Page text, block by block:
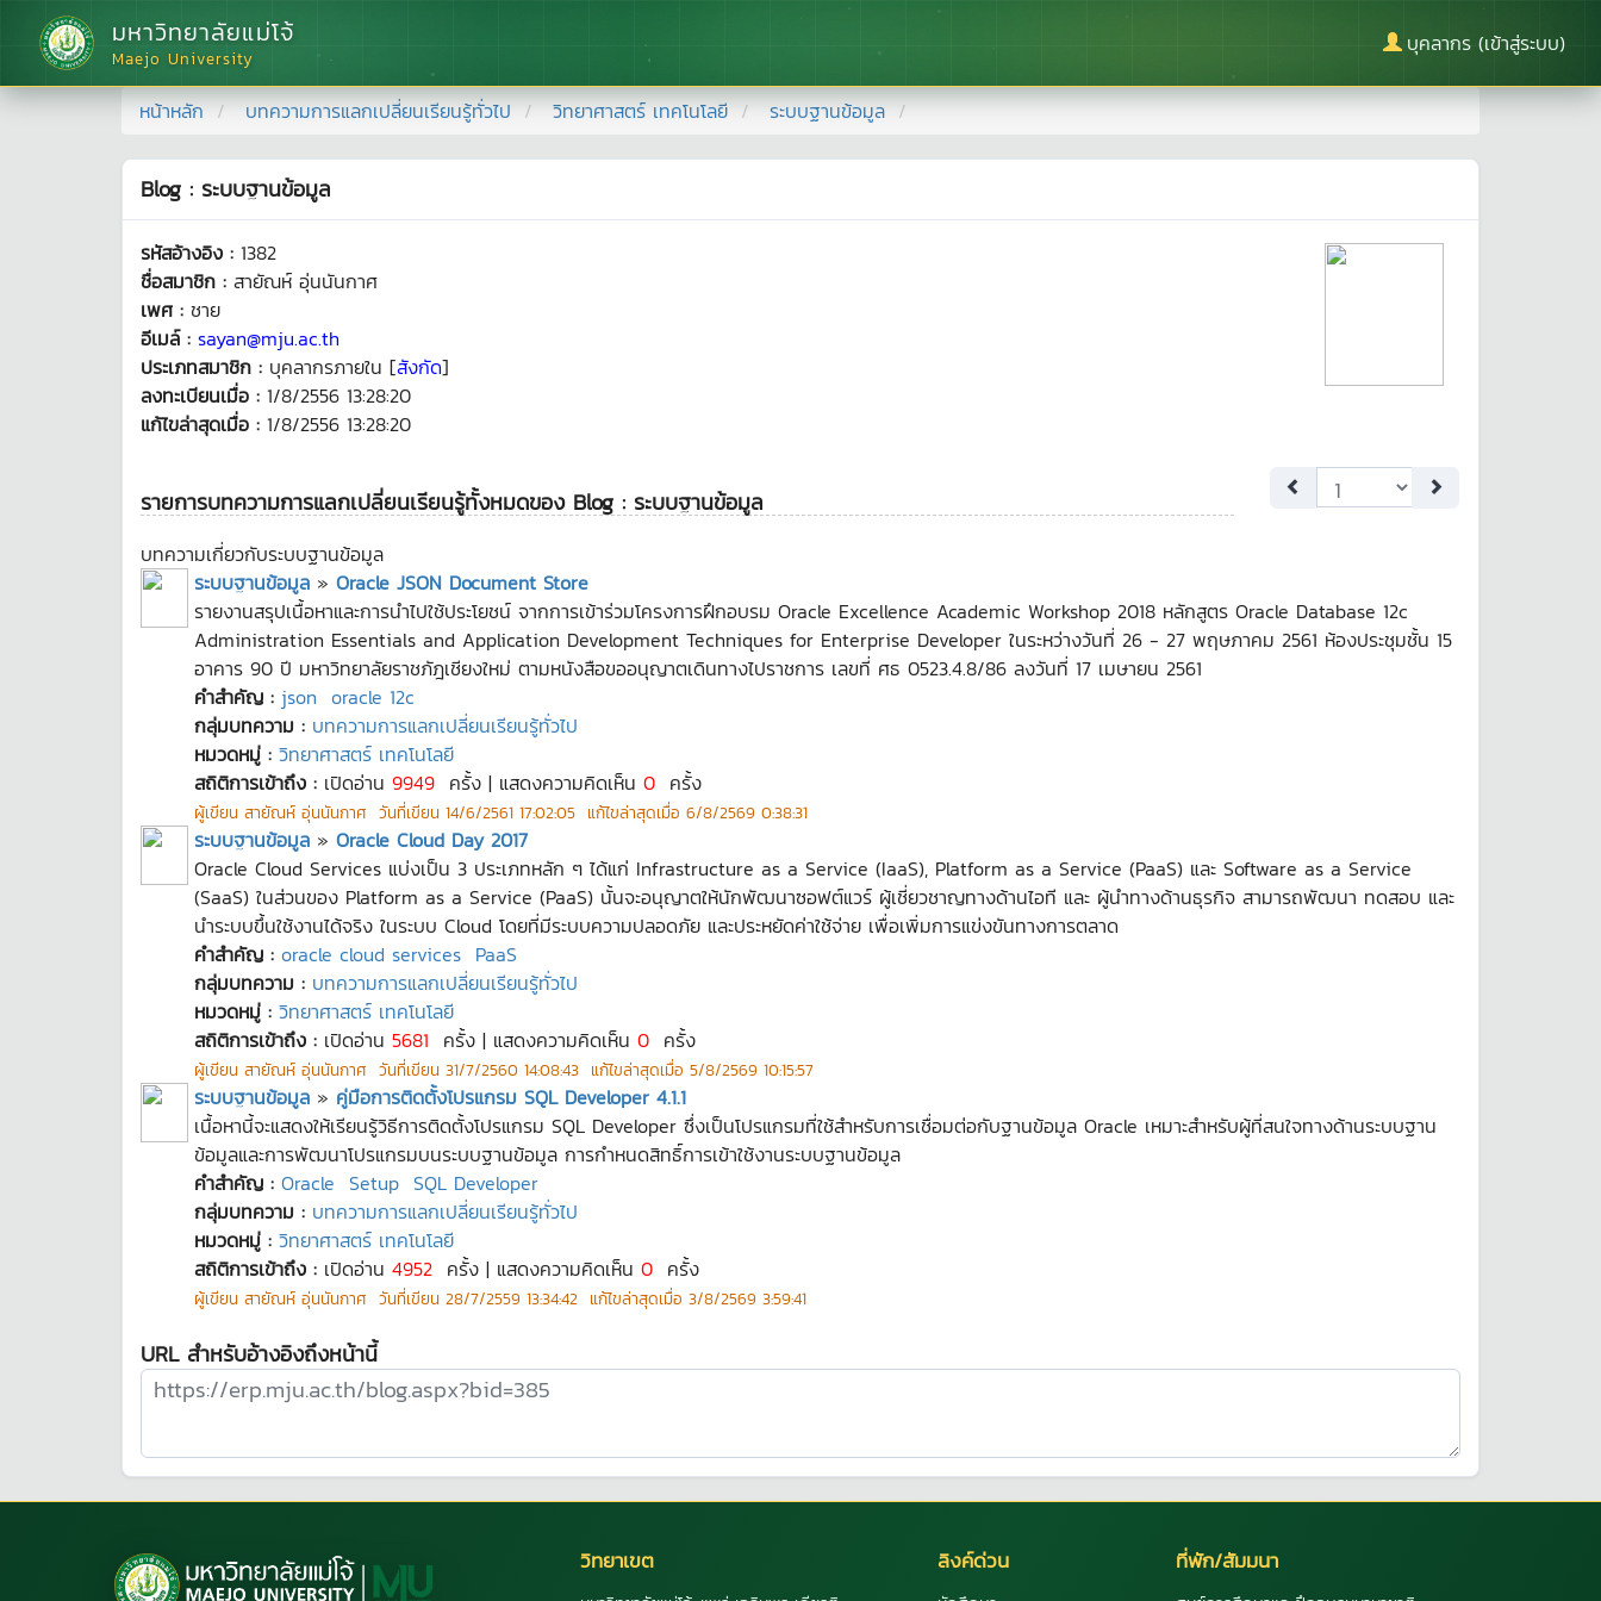
มหาวิทยาลัยแม่โจ้
Maejo University
บุคลากร (เข้าสู่ระบบ)
หน้าหลัก บทความการแลกเปลี่ยนเรียนรู้ทั่วไป วิทยาศาสตร์ เทคโนโลยี ระบบฐานข้อมูล
Blog : ระบบฐานข้อมูล
รหัสอ้างอิง : 1382
ชื่อสมาชิก : สายัณห์ อุ่นนันกาศ
เพศ : ชาย
อีเมล์ : sayan@mju.ac.th
ประเภทสมาชิก : บุคลากรภายใน [สังกัด]
ลงทะเบียนเมื่อ : 1/8/2556 13:28:20
แก้ไขล่าสุดเมื่อ : 1/8/2556 13:28:20
รายการบทความการแลกเปลี่ยนเรียนรู้ทั้งหมดของ Blog : ระบบฐานข้อมูล
บทความเกี่ยวกับระบบฐานข้อมูล
ระบบฐานข้อมูล » Oracle JSON Document Store
รายงานสรุปเนื้อหาและการนำไปใช้ประโยชน์ จากการเข้าร่วมโครงการฝึกอบรม Oracle Excellence Academic Workshop 2018 หลักสูตร Oracle Database 12c
Administration Essentials and Application Development Techniques for Enterprise Developer ในระหว่างวันที่ 26 - 27 พฤษภาคม 2561 ห้องประชุมชั้น 15
อาคาร 90 ปี มหาวิทยาลัยราชภัฎเชียงใหม่ ตามหนังสือขออนุญาตเดินทางไปราชการ เลขที่ ศธ 0523.4.8/86 ลงวันที่ 17 เมษายน 2561
คำสำคัญ : json oracle 12c
กลุ่มบทความ : บทความการแลกเปลี่ยนเรียนรู้ทั่วไป
หมวดหมู่ : วิทยาศาสตร์ เทคโนโลยี
สถิติการเข้าถึง : เปิดอ่าน 9949 ครั้ง | แสดงความคิดเห็น 0 ครั้ง
ผู้เขียน สายัณห์ อุ่นนันกาศ วันที่เขียน 14/6/2561 17:02:05 แก้ไขล่าสุดเมื่อ 6/8/2569 0:38:31
ระบบฐานข้อมูล » Oracle Cloud Day 2017
Oracle Cloud Services แบ่งเป็น 3 ประเภทหลัก ๆ ได้แก่ Infrastructure as a Service (IaaS), Platform as a Service (PaaS) และ Software as a Service
(SaaS) ในส่วนของ Platform as a Service (PaaS) นั้นจะอนุญาตให้นักพัฒนาซอฟต์แวร์ ผู้เชี่ยวชาญทางด้านไอที และ ผู้นำทางด้านธุรกิจ สามารถพัฒนา ทดสอบ และ
นำระบบขึ้นใช้งานได้จริง ในระบบ Cloud โดยที่มีระบบความปลอดภัย และประหยัดค่าใช้จ่าย เพื่อเพิ่มการแข่งขันทางการตลาด
คำสำคัญ : oracle cloud services PaaS
กลุ่มบทความ : บทความการแลกเปลี่ยนเรียนรู้ทั่วไป
หมวดหมู่ : วิทยาศาสตร์ เทคโนโลยี
สถิติการเข้าถึง : เปิดอ่าน 5681 ครั้ง | แสดงความคิดเห็น 0 ครั้ง
ผู้เขียน สายัณห์ อุ่นนันกาศ วันที่เขียน 31/7/2560 14:08:43 แก้ไขล่าสุดเมื่อ 5/8/2569 10:15:57
ระบบฐานข้อมูล » คู่มือการติดตั้งโปรแกรม SQL Developer 4.1.1
เนื้อหานี้จะแสดงให้เรียนรู้วิธีการติดตั้งโปรแกรม SQL Developer ซึ่งเป็นโปรแกรมที่ใช้สำหรับการเชื่อมต่อกับฐานข้อมูล Oracle เหมาะสำหรับผู้ที่สนใจทางด้านระบบฐาน
ข้อมูลและการพัฒนาโปรแกรมบนระบบฐานข้อมูล การกำหนดสิทธิ์การเข้าใช้งานระบบฐานข้อมูล
คำสำคัญ : Oracle Setup SQL Developer
กลุ่มบทความ : บทความการแลกเปลี่ยนเรียนรู้ทั่วไป
หมวดหมู่ : วิทยาศาสตร์ เทคโนโลยี
สถิติการเข้าถึง : เปิดอ่าน 4952 ครั้ง | แสดงความคิดเห็น 0 ครั้ง
ผู้เขียน สายัณห์ อุ่นนันกาศ วันที่เขียน 28/7/2559 13:34:42 แก้ไขล่าสุดเมื่อ 3/8/2569 3:59:41
URL สำหรับอ้างอิงถึงหน้านี้
วิทยาเขต ลิงค์ด่วน ที่พัก/สัมมนา